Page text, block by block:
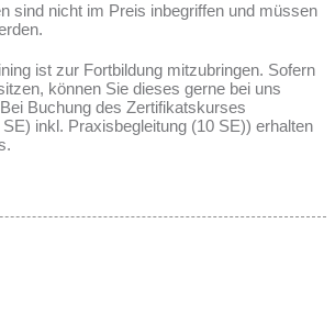
sind nicht im Preis inbegriffen und müssen
ist zur Fortbildung mitzubringen. Sofern
können Sie dieses gerne bei uns
Buchung des Zertifikatskurses
inkl. Praxisbegleitung (10 SE)) erhalten